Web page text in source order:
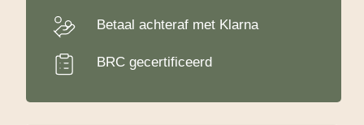
Betaal achteraf met Klarna
BRC gecertificeerd